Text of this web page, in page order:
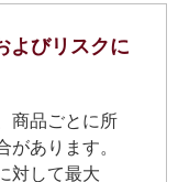
よびリスクに
商品ごとに所
があります。
対して最大